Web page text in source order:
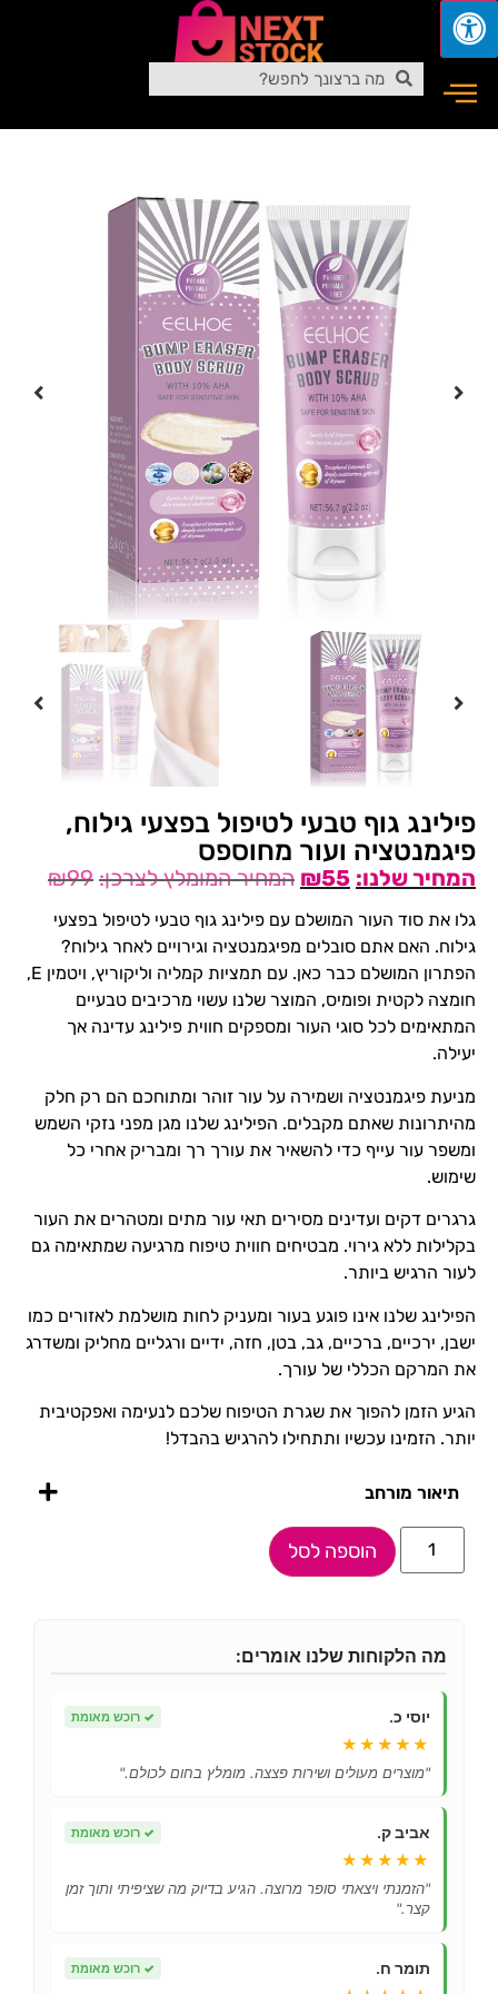
פילינג גוף טבעי לטיפול בפצעי גילוח,
פיגמנטציה ועור מחוספס
₪99 ₪55
גלו את סוד העור המושלם עם פילינג גוף טבעי לטיפול בפצעי
גילוח. האם אתם סובלים מפיגמנטציה וגירויים לאחר גילוח?
הפתרון המושלם כבר כאן. עם תמציות קמליה וליקוריץ, ויטמין E,
חומצה לקטית ופומיס, המוצר שלנו עשוי מרכיבים טבעיים
המתאימים לכל סוגי העור ומספקים חווית פילינג עדינה אך
יעילה.
מניעת פיגמנטציה ושמירה על עור זוהר ומתוחכם הם רק חלק
מהיתרונות שאתם מקבלים. הפילינג שלנו מגן מפני נזקי השמש
ומשפר עור עייף כדי להשאיר את עורך רך ומבריק אחרי כל
שימוש.
גרגרים דקים ועדינים מסירים תאי עור מתים ומטהרים את העור
בקלילות ללא גירוי. מבטיחים חווית טיפוח מרגיעה שמתאימה גם
לעור הרגיש ביותר.
הפילינג שלנו אינו פוגע בעור ומעניק לחות מושלמת לאזורים כמו
ישבן, ירכיים, ברכיים, גב, בטן, חזה, ידיים ורגליים מחליק ומשדרג
את המרקם הכללי של עורך.
הגיע הזמן להפוך את שגרת הטיפוח שלכם לנעימה ואפקטיבית
יותר. הזמינו עכשיו ותתחילו להרגיש בהבדל!
תיאור מורחב
הוספה לסל
מה הלקוחות שלנו אומרים:
יוסי כ. ✓ רוכש מאומת
★★★★★
"מוצרים מעולים ושירות פצצה. מומלץ בחום לכולם."
אביב ק. ✓ רוכש מאומת
★★★★★
"הזמנתי ויצאתי סופר מרוצה. הגיע בדיוק מה שציפיתי ותוך זמן
קצר."
תומר ח. ✓ רוכש מאומת